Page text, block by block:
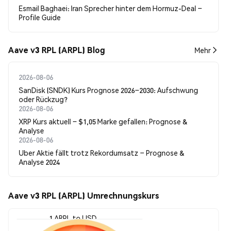
Esmail Baghaei: Iran Sprecher hinter dem Hormuz-Deal –
Profile Guide
Aave v3 RPL (ARPL) Blog Mehr
2026-08-06
SanDisk (SNDK) Kurs Prognose 2026–2030: Aufschwung
oder Rückzug?
2026-08-06
XRP Kurs aktuell – $1,05 Marke gefallen: Prognose &
Analyse
2026-08-06
Uber Aktie fällt trotz Rekordumsatz – Prognose &
Analyse 2024
Aave v3 RPL (ARPL) Umrechnungskurs
1 ARPL to USD